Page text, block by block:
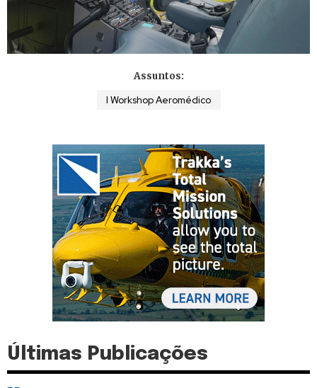
Assuntos:
I Workshop Aeromédico
Últimas Publicações